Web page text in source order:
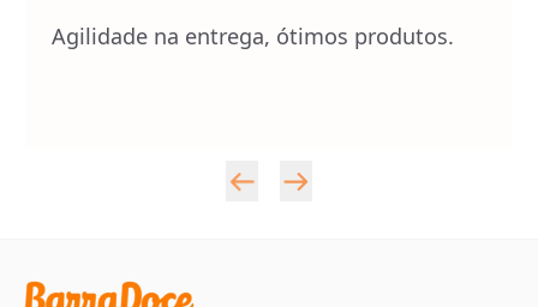
Agilidade na entrega, ótimos produtos.